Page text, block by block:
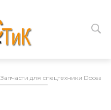
Запчасти для спецтехники Doosan